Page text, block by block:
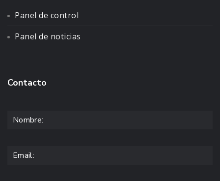
Panel de control
Panel de noticias
Contacto